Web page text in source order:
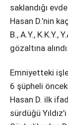
saklandığı
Hasan D.’nin
B., A.Y., K.K.Y.,
gözaltına alındı.
Emniyetteki
6 şüpheli
Hasan D. ilk
sürdüğü